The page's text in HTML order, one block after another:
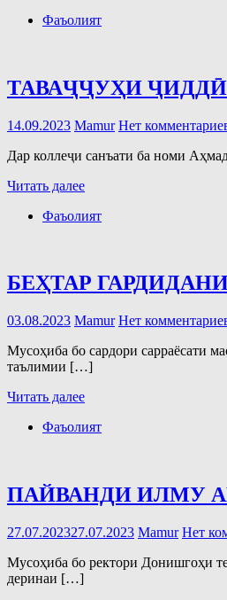
Фаъолият
ТАВАҶҶУҲИ
14.09.2023 Mamur Нет
Дар коллеҷи санъати ба номи
Читать далее
Фаъолият
БЕҲТАР
03.08.2023 Mamur Нет
Мусоҳиба бо сардори сарраёсати
таълимии […]
Читать далее
Фаъолият
ПАЙВАНДИ ИЛМУ
27.07.202327.07.2023 Mamur Нет
Мусоҳиба бо ректори Донишгоҳи
деринаи […]